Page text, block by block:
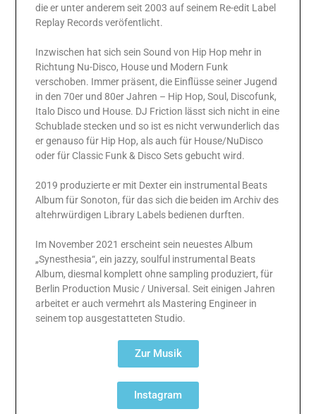
die er unter anderem seit 2003 auf seinem Re-edit Label
Replay Records veröfentlicht.
Inzwischen hat sich sein Sound von Hip Hop mehr in
Richtung Nu-Disco, House und Modern Funk
verschoben. Immer präsent, die Einflüsse seiner Jugend
in den 70er und 80er Jahren – Hip Hop, Soul, Discofunk,
Italo Disco und House. DJ Friction lässt sich nicht in eine
Schublade stecken und so ist es nicht verwunderlich das
er genauso für Hip Hop, als auch für House/NuDisco
oder für Classic Funk & Disco Sets gebucht wird.
2019 produzierte er mit Dexter ein instrumental Beats
Album für Sonoton, für das sich die beiden im Archiv des
altehrwürdigen Library Labels bedienen durften.
Im November 2021 erscheint sein neuestes Album
„Synesthesia“, ein jazzy, soulful instrumental Beats
Album, diesmal komplett ohne sampling produziert, für
Berlin Production Music / Universal. Seit einigen Jahren
arbeitet er auch vermehrt als Mastering Engineer in
seinem top ausgestatteten Studio.
Zur Musik
Instagram